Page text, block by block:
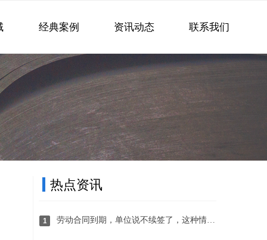
经典案例 资讯动态 联系我们
劳动合同到期，单位说不续签了，这种情况有赔偿吗？
热点资讯